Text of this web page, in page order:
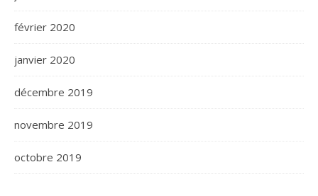
février 2020
janvier 2020
décembre 2019
novembre 2019
octobre 2019